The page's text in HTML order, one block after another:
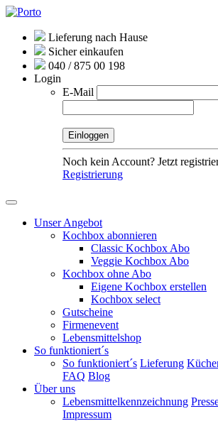
Lieferung nach Hause
Sicher einkaufen
040 / 875 00 198
Login
E-Mail
Noch kein Account? Jetzt
Registrierung
Unser Angebot
Kochbox abonnieren
Classic Kochbox Abo
Veggie Kochbox Abo
Kochbox ohne Abo
Eigene Kochbox erstellen
Kochbox select
Gutscheine
Firmenevent
Lebensmittelshop
So funktioniert´s
So funktioniert´s Lieferung
FAQ Blog
Über uns
Lebensmittelkennzeichnung
Impressum